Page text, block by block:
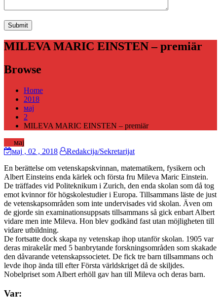
MILEVA MARIC EINSTEN – premiär
Browse
Home
2018
мај
2
MILEVA MARIC EINSTEN – premiär
мај
мај , 02 , 2018
Redakcija/Sekretarijat
En berättelse om vetenskapskvinnan, matematikern, fysikern och
Albert Einsteins enda kärlek och första fru Mileva Maric Einstein.
De träffades vid Politeknikum i Zurich, den enda skolan som då tog
emot kvinnor för högskolestudier i Europa. Tillsammans läste de just
de vetenskapsområden som inte undervisades vid skolan. Även om
de gjorde sin examinationsuppsats tillsammans så gick enbart Albert
vidare men inte Mileva. Hon blev godkänd fast utan möjligheten till
vidare utbildning.
De fortsatte dock skapa ny vetenskap ihop utanför skolan. 1905 var
deras mirakelår med 5 banbrytande forskningsområden som skakade
den dåvarande vetenskapssocietet. De fick tre barn tillsammans och
levde ihop ända till efter Första världskriget då de skiljdes.
Nobelpriset som Albert erhöll gav han till Mileva och deras barn.
Var: